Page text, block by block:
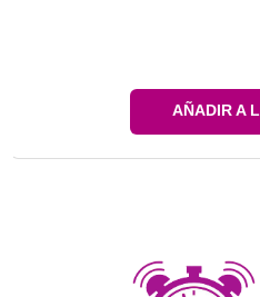
AÑADIR A